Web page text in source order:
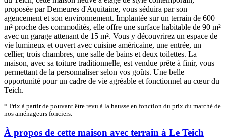
proposée par Demeures d'Aquitaine, vous séduira par son
agencement et son environnement. Implantée sur un terrain de 600
m² proche des commodités, elle offre une surface habitable de 90 m²
avec un garage attenant de 15 m². Vous y découvrirez un espace de
vie lumineux et ouvert avec cuisine américaine, une entrée, un
cellier, trois chambres, une salle de bains et deux toilettes. La
maison, avec sa toiture traditionnelle, est vendue prête à finir, vous
permettant de la personnaliser selon vos goûts. Une belle
opportunité pour un cadre de vie agréable et fonctionnel au cœur du
Teich.
* Prix à partir de pouvant être revu à la hausse en fonction du prix du marché de
nos aménageurs fonciers.
À propos de cette maison avec terrain à Le Teich